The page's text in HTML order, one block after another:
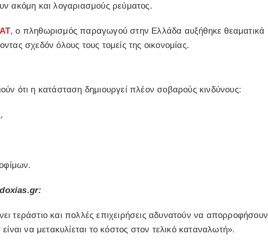
ακόμη και λογαριασμούς ρεύματος.
, ο πληθωρισμός παραγωγού στην Ελλάδα αυξήθηκε θεαματικά
σχεδόν όλους τους τομείς της οικονομίας.
ότι η κατάσταση δημιουργεί πλέον σοβαρούς κινδύνους:
τεράστιο και πολλές επιχειρήσεις αδυνατούν να απορροφήσουν
να μετακυλίεται το κόστος στον τελικό καταναλωτή».